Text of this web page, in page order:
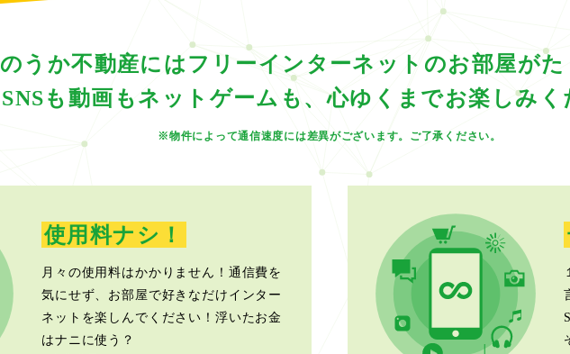
のうか不動産にはフリーインターネットのお部屋がた
SNSも動画もネットゲームも、心ゆくまでお楽しみく
※物件によって通信速度には差異がございます。ご了承ください。
使用料ナシ！
月々の使用料はかかりません！通信費を
気にせず、お部屋で好きなだけインター
ネットを楽しんでください！浮いたお金
はナニに使う？